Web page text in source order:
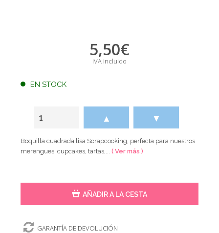
5,50€
IVA incluido
EN STOCK
▲ ▼
Boquilla cuadrada lisa Scrapcooking, perfecta para nuestros
merengues, cupcakes, tartas,...( Ver más )
AÑADIR A LA CESTA
GARANTÍA DE DEVOLUCIÓN